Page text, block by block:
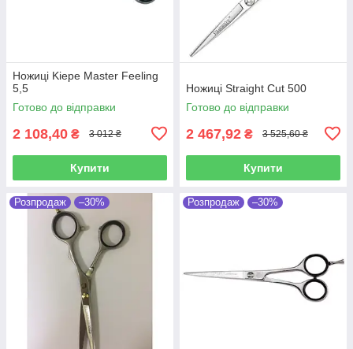
Ножиці Kiepe Master Feeling
5,5
Готово до відправки
2 108,40 ₴ 3 012 ₴
Купити
Ножиці Straight Cut 500
Готово до відправки
2 467,92 ₴ 3 525,60 ₴
Купити
Розпродаж –30% Розпродаж –30%